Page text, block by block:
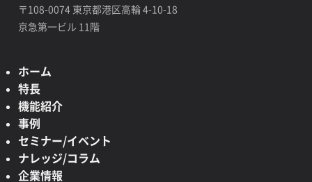
〒108-0074 東京都港区高輪 4-10-18
京急第一ビル 11階
ホーム
特長
機能紹介
事例
セミナー/イベント
ナレッジ/コラム
企業情報